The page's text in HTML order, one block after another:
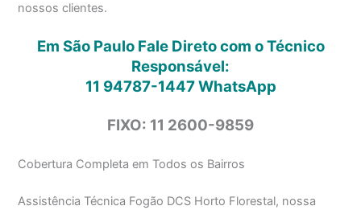
nossos clientes.
Em São Paulo Fale Direto com o Técnico
Responsável:
11 94787-1447WhatsApp
FIXO: 11 2600-9859
Cobertura Completa em Todos os Bairros
Assistência Técnica Fogão DCS Horto Florestal, nossa